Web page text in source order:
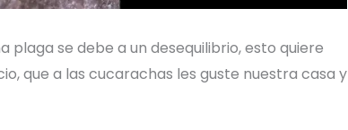
se debe a un desequilibrio, esto quiere
que a las cucarachas les guste nuestra casa y